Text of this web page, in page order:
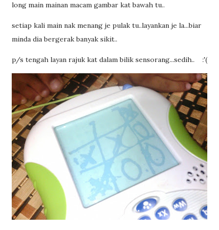
long main mainan macam gambar kat bawah tu..
setiap kali main nak menang je pulak tu..layankan je la...biar
minda dia bergerak banyak sikit..
p/s tengah layan rajuk kat dalam bilik sensorang...sedih.. :'(